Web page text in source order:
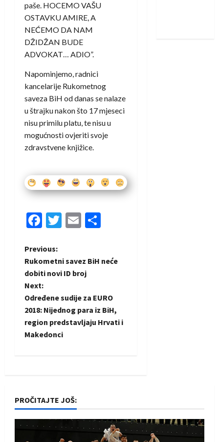
paše. HOCEMO VAŠU
OSTAVKU AMIRE, A
NEĆEMO DA NAM
DŽIDŽAN BUDE
ADVOKAT… ADIO”.
Napominjemo, radnici
kancelarije Rukometnog
saveza BiH od danas se nalaze
u štrajku nakon što 17 mjeseci
nisu primilu platu, te nisu u
mogućnosti ovjeriti svoje
zdravstvene knjižice.
Facebook
Twitter
Email
P
o
s
t
n
i
g
a
Previous:
Rukometni savez BiH neće
dobiti novi ID broj
Next:
Određene sudije za EURO
2018: Nijednog para iz BiH,
region predstavljaju Hrvati i
Makedonci
PROČITAJTE JOŠ: